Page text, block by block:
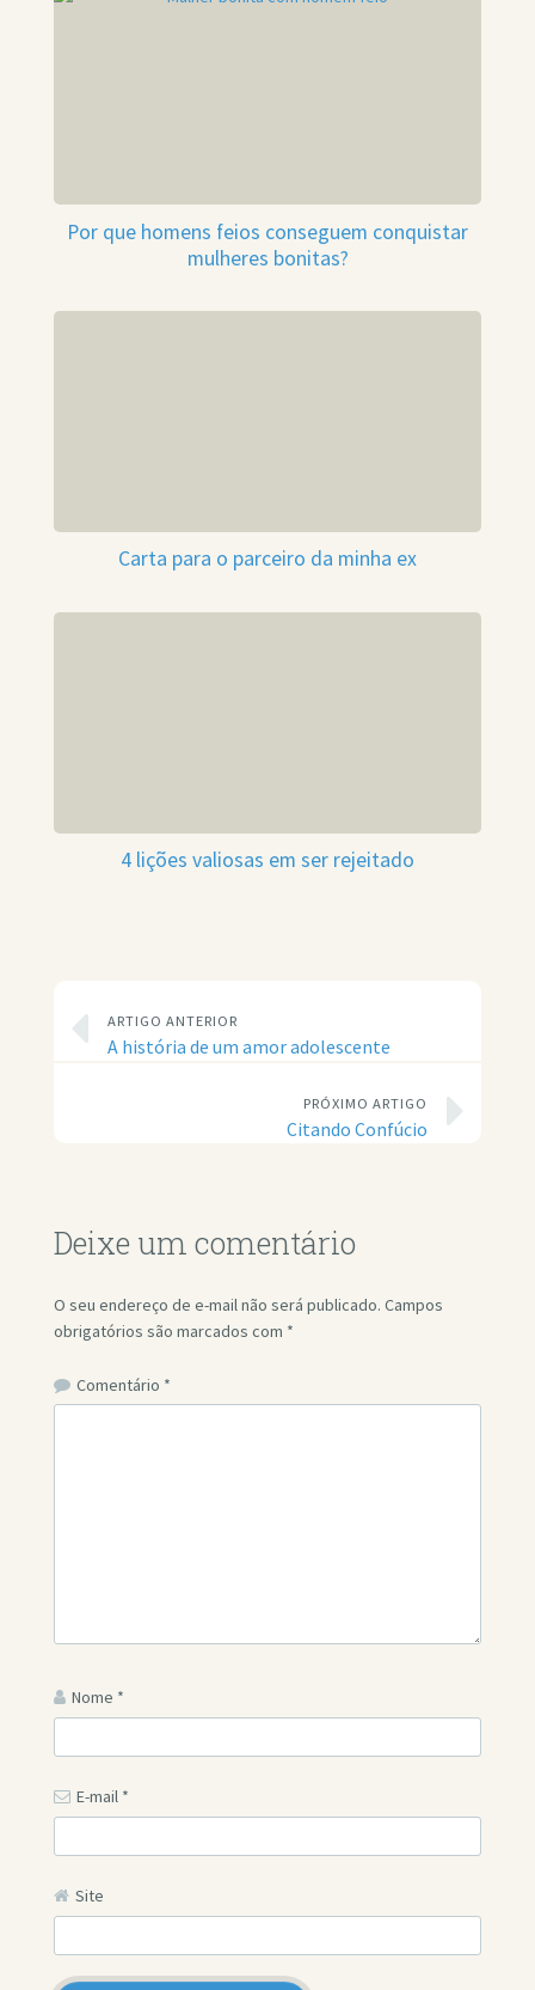
Por que homens feios conseguem conquistar
mulheres bonitas?
Carta para o parceiro da minha ex
4 lições valiosas em ser rejeitado
ARTIGO ANTERIOR
A história de um amor adolescente
PRÓXIMO ARTIGO
Citando Confúcio
Deixe um comentário
O seu endereço de e-mail não será publicado. Campos
obrigatórios são marcados com *
Comentário *
Nome *
E-mail *
Site